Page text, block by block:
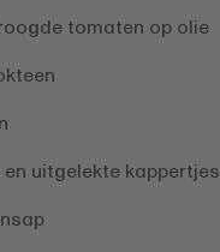
tomaten op olie
en uitgelekte kappertjes